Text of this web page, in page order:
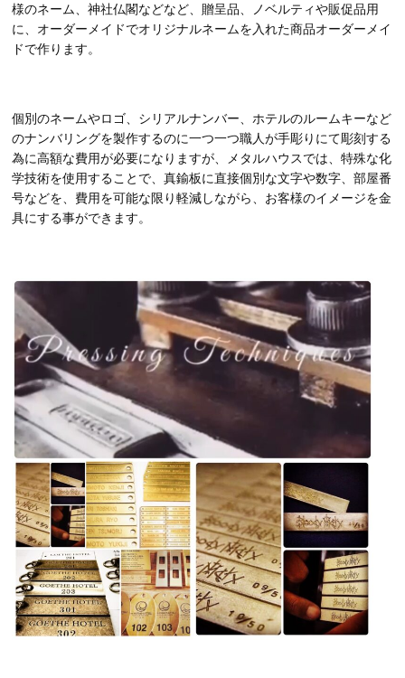
様のネーム、神社仏閣などなど、贈呈品、ノベルティや販促品用
に、オーダーメイドでオリジナルネームを入れた商品オーダーメイ
ドで作ります。
個別のネームやロゴ、シリアルナンバー、ホテルのルームキーなど
のナンバリングを製作するのに一つ一つ職人が手彫りにて彫刻する
為に高額な費用が必要になりますが、メタルハウスでは、特殊な化
学技術を使用することで、真鍮板に直接個別な文字や数字、部屋番
号などを、費用を可能な限り軽減しながら、お客様のイメージを金
具にする事ができます。